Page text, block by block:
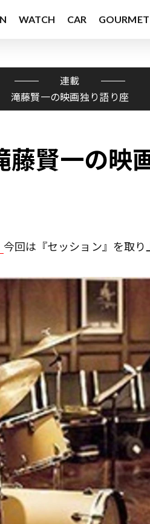
WATCH CAR GOURMET
連載
滝藤賢一の映画独り語り座
藤賢一の映
今回は『セッション』を取り